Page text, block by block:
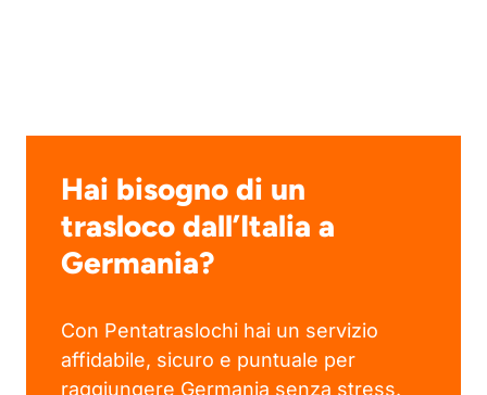
Hai bisogno di un
trasloco dall’Italia a
Germania?
Con Pentatraslochi hai un servizio
affidabile, sicuro e puntuale per
raggiungere Germania senza stress.